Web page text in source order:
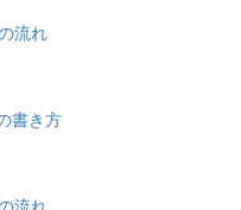
流れ
書き方